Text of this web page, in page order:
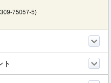
75057-5)
ト